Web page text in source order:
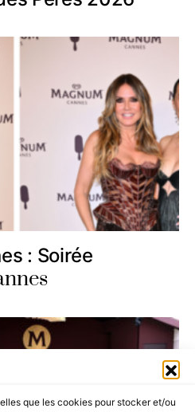
que les cookies pour stocker et/ou
: Soirée